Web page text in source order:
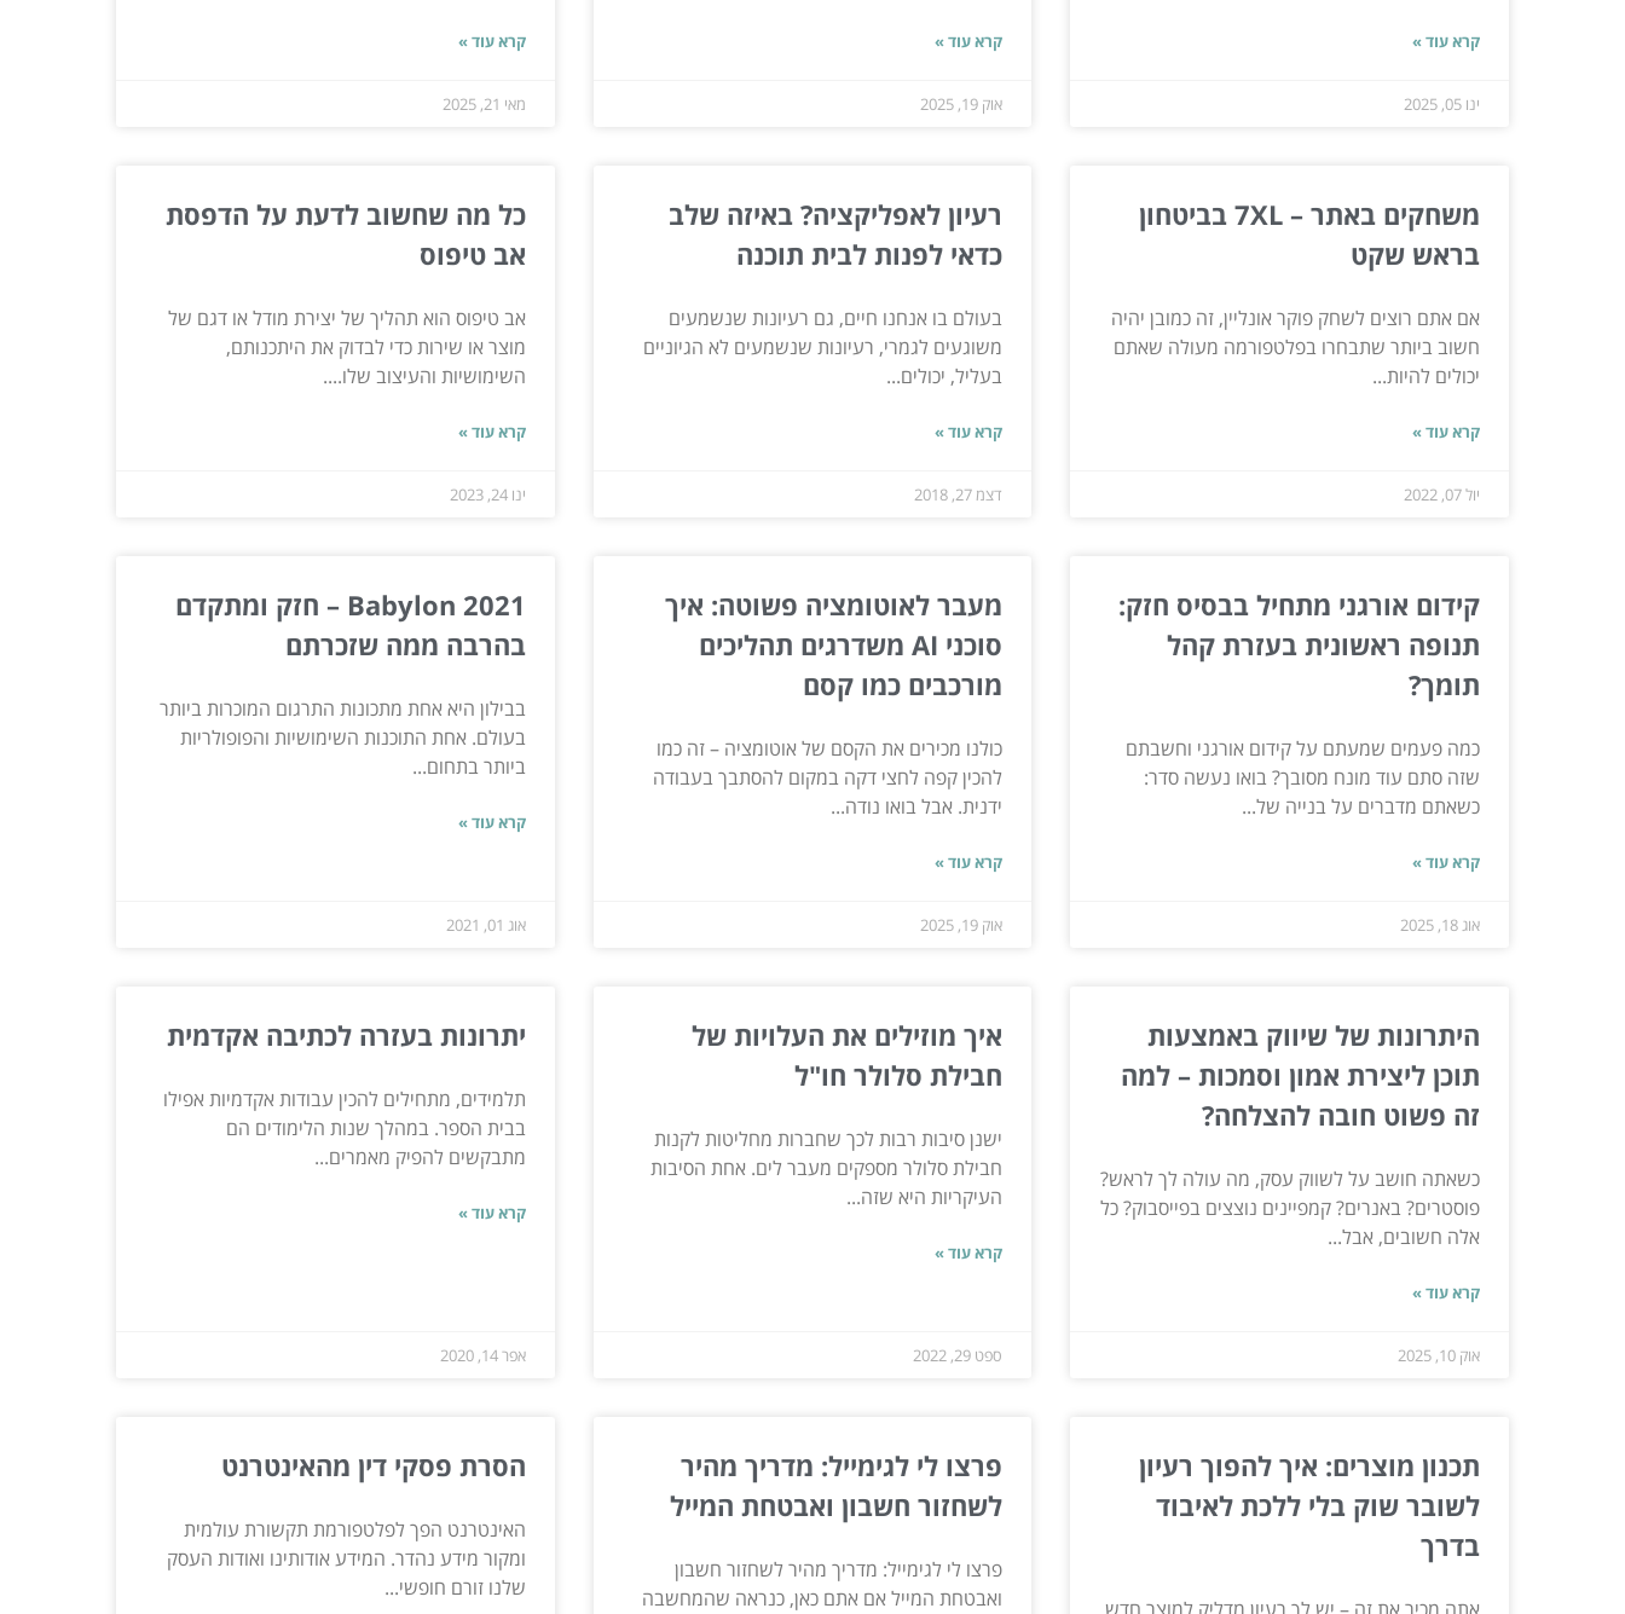
קרא עוד »
ינו 05, 2025
קרא עוד »
אוק 19, 2025
קרא עוד »
מאי 21, 2025
משחקים באתר – 7XL בביטחון
בראש שקט
אם אתם רוצים לשחק פוקר אונליין, זה כמובן יהיה
חשוב ביותר שתבחרו בפלטפורמה מעולה שאתם
יכולים להיות...
קרא עוד »
יול 07, 2022
רעיון לאפליקציה? באיזה שלב
כדאי לפנות לבית תוכנה
בעולם בו אנחנו חיים, גם רעיונות שנשמעים
משוגעים לגמרי, רעיונות שנשמעים לא הגיוניים
בעליל, יכולים...
קרא עוד »
דצמ 27, 2018
כל מה שחשוב לדעת על הדפסת
אב טיפוס
אב טיפוס הוא תהליך של יצירת מודל או דגם של
מוצר או שירות כדי לבדוק את היתכנותם,
השימושיות והעיצוב שלו....
קרא עוד »
ינו 24, 2023
קידום אורגני מתחיל בבסיס חזק:
תנופה ראשונית בעזרת קהל
תומך?
כמה פעמים שמעתם על קידום אורגני וחשבתם
שזה סתם עוד מונח מסובך? בואו נעשה סדר:
כשאתם מדברים על בנייה של...
קרא עוד »
אוג 18, 2025
מעבר לאוטומציה פשוטה: איך
סוכני AI משדרגים תהליכים
מורכבים כמו קסם
כולנו מכירים את הקסם של אוטומציה – זה כמו
להכין קפה לחצי דקה במקום להסתבך בעבודה
ידנית. אבל בואו נודה...
קרא עוד »
אוק 19, 2025
Babylon 2021 – חזק ומתקדם
בהרבה ממה שזכרתם
בבילון היא אחת מתכונות התרגום המוכרות ביותר
בעולם. אחת התוכנות השימושיות והפופולריות
ביותר בתחום...
קרא עוד »
אוג 01, 2021
היתרונות של שיווק באמצעות
תוכן ליצירת אמון וסמכות – למה
זה פשוט חובה להצלחה?
כשאתה חושב על לשווק עסק, מה עולה לך לראש?
פוסטרים? באנרים? קמפיינים נוצצים בפייסבוק? כל
אלה חשובים, אבל...
קרא עוד »
אוק 10, 2025
איך מוזילים את העלויות של
חבילת סלולר חו"ל
ישנן סיבות רבות לכך שחברות מחליטות לקנות
חבילת סלולר מספקים מעבר לים. אחת הסיבות
העיקריות היא שזה...
קרא עוד »
ספט 29, 2022
יתרונות בעזרה לכתיבה אקדמית
תלמידים, מתחילים להכין עבודות אקדמיות אפילו
בבית הספר. במהלך שנות הלימודים הם
מתבקשים להפיק מאמרים...
קרא עוד »
אפר 14, 2020
תכנון מוצרים: איך להפוך רעיון
לשובר שוק בלי ללכת לאיבוד
בדרך
פרצו לי לגימייל: מדריך מהיר
לשחזור חשבון ואבטחת המייל
פרצו לי לגימייל: מדריך מהיר לשחזור חשבון
ואבטחת המייל אם אתם כאן, כנראה שהמחשבה
הסרת פסקי דין מהאינטרנט
האינטרנט הפך לפלטפורמת תקשורת עולמית
ומקור מידע נהדר. המידע אודותינו ואודות העסק
שלנו זורם חופשי...